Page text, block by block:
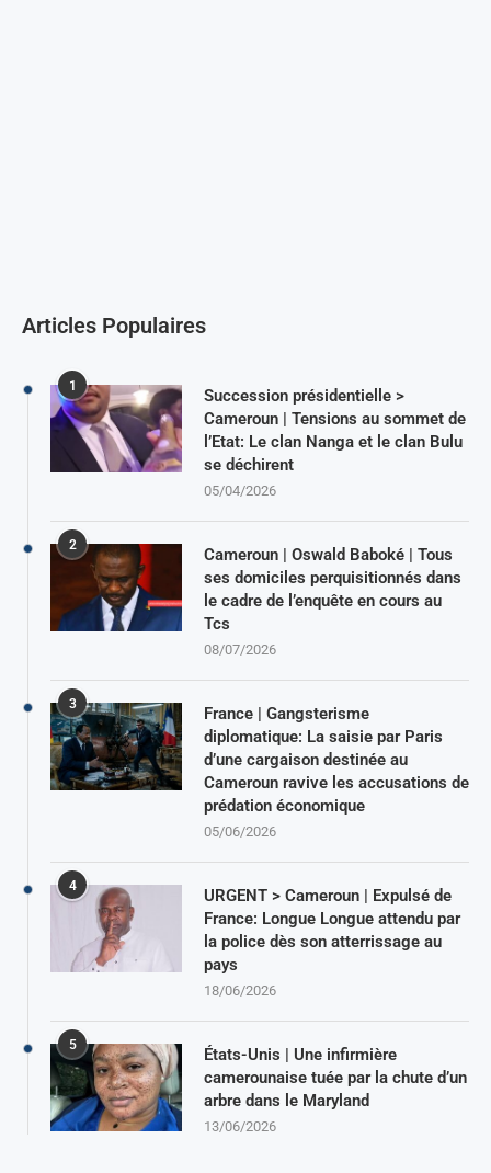
Articles Populaires
1
Succession présidentielle >
Cameroun | Tensions au sommet de
l’Etat: Le clan Nanga et le clan Bulu
se déchirent
05/04/2026
2
Cameroun | Oswald Baboké | Tous
ses domiciles perquisitionnés dans
le cadre de l’enquête en cours au
Tcs
08/07/2026
3
France | Gangsterisme
diplomatique: La saisie par Paris
d’une cargaison destinée au
Cameroun ravive les accusations de
prédation économique
05/06/2026
4
URGENT > Cameroun | Expulsé de
France: Longue Longue attendu par
la police dès son atterrissage au
pays
18/06/2026
5
États-Unis | Une infirmière
camerounaise tuée par la chute d’un
arbre dans le Maryland
13/06/2026